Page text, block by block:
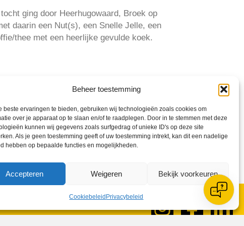
Beheer toestemming
beste ervaringen te bieden, gebruiken wij technologieën zoals cookies om
over je apparaat op te slaan en/of te raadplegen. Door in te stemmen met deze
kunnen wij gegevens zoals surfgedrag of unieke ID's op deze site
Als je geen toestemming geeft of uw toestemming intrekt, kan dit een nadelige
hebben op bepaalde functies en mogelijkheden.
Accepteren Weigeren Bekijk voorkeuren
Cookiebeleid Privacybeleid
ging door Heerhugowaard, Broek op
daarin een Nut(s), een Snelle Jelle, een
thee met een heerlijke gevulde koek.